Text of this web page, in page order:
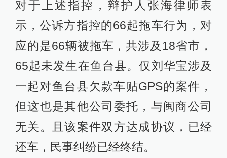
对于上述指控，辩护人张海律师表
示，公诉方指控的66起拖车行为，对
应的是66辆被拖车，共涉及18省市，
65起未发生在鱼台县。仅刘华宝涉及
一起对鱼台县欠款车贴GPS的案件，
但这也是其他公司委托，与闽商公司
无关。且该案件双方达成协议，已经
还车，民事纠纷已经终结。